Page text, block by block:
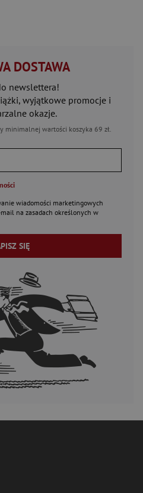
DOSTAWA
newslettera!
wyjątkowe promocje i
okazje.
minimalnej wartości koszyka 69 zł.
wiadomości marketingowych
na zasadach określonych w
SIĘ